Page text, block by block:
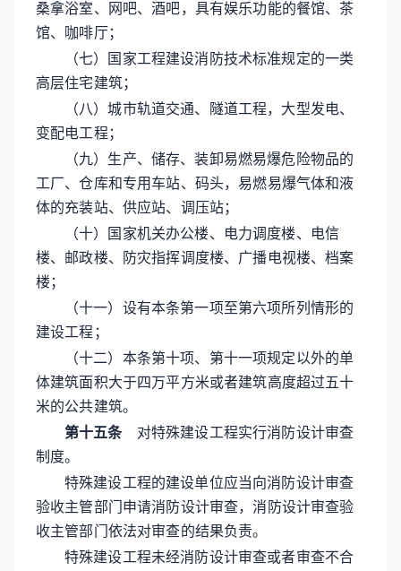
桑拿浴室、网吧、酒吧，具有娱乐功能的餐馆、茶
馆、咖啡厅；
（七）国家工程建设消防技术标准规定的一类
高层住宅建筑；
（八）城市轨道交通、隧道工程，大型发电、
变配电工程；
（九）生产、储存、装卸易燃易爆危险物品的
工厂、仓库和专用车站、码头，易燃易爆气体和液
体的充装站、供应站、调压站；
（十）国家机关办公楼、电力调度楼、电信
楼、邮政楼、防灾指挥调度楼、广播电视楼、档案
楼；
（十一）设有本条第一项至第六项所列情形的
建设工程；
（十二）本条第十项、第十一项规定以外的单
体建筑面积大于四万平方米或者建筑高度超过五十
米的公共建筑。
第十五条对特殊建设工程实行消防设计审查
制度。
特殊建设工程的建设单位应当向消防设计审查
验收主管部门申请消防设计审查，消防设计审查验
收主管部门依法对审查的结果负责。
特殊建设工程未经消防设计审查或者审查不合